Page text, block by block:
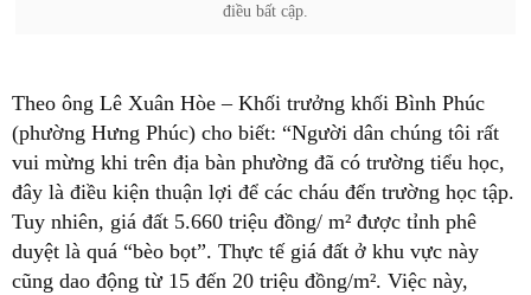
điều bất cập.
Theo ông Lê Xuân Hòe – Khối trưởng khối Bình Phúc
(phường Hưng Phúc) cho biết: “Người dân chúng tôi rất
vui mừng khi trên địa bàn phường đã có trường tiểu học,
đây là điều kiện thuận lợi để các cháu đến trường học tập.
Tuy nhiên, giá đất 5.660 triệu đồng/ m² được tỉnh phê
duyệt là quá “bèo bọt”. Thực tế giá đất ở khu vực này
cũng dao động từ 15 đến 20 triệu đồng/m². Việc này,